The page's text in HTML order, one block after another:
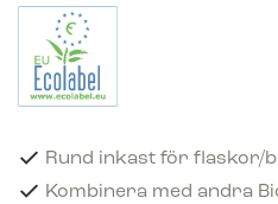
Rund inkast för flaskor/
Kombinera med andra